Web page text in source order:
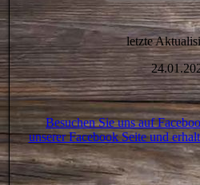
letzte
Besuchen Sie uns auf
unserer Facebook Seite und